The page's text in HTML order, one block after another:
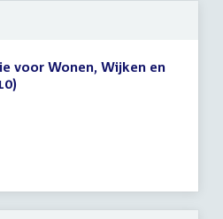
voor Wonen, Wijken en